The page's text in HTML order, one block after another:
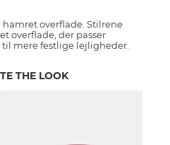
overflade. Stilrene
overflade, der passer
mere festlige lejligheder.
THE LOOK